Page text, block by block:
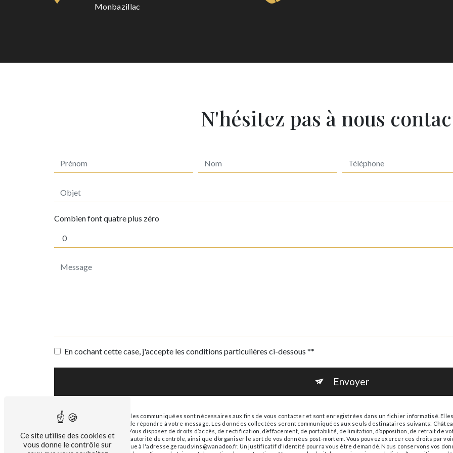
Monbazillac
N'hésitez pas à nous
Combien font quatre plus zéro
En cochant cette case, j'accepte les conditions particulières ci-dessous **
Envoyer
** Les données personnelles communiquées sont nécessaires aux fins de vous contacter et sont enregistrées dans un fichier informatisé.
traitants dans le seul but de répondre à votre message. Les données collectées seront communiquées aux seuls destinataires suivants:
geraud.vins@wanadoo.fr. Vous disposez de droits d’accès, de rectification, d’effacement, de portabilité, de limitation, d’opposition, de retrait
réclamation auprès d’une autorité de contrôle, ainsi que d’organiser le sort de vos données post-mortem. Vous pouvez exercer ces droits par
ou par courrier électronique à l'adresse geraud.vins@wanadoo.fr. Un justificatif d'identité pourra vous être demandé. Nous conservons vos
Ce site utilise des cookies et
vous donne le contrôle sur